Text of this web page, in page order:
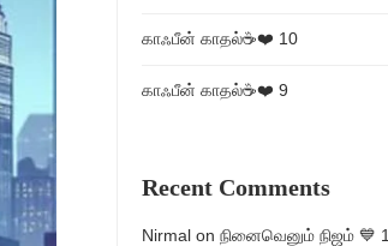
காஃபீன் காதல்☕❤️ 10
காஃபீன் காதல்☕❤️ 9
Recent Comments
Nirmal on நினைவெனும் நிஜம் 💙 1